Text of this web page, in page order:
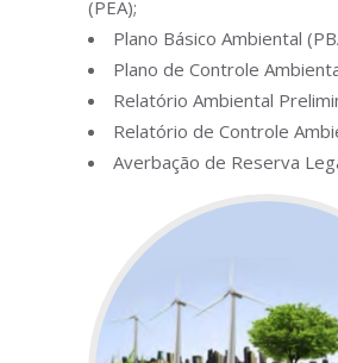
(PEA);
Plano Básico Ambiental
Plano de Controle
Relatório Ambiental
Relatório de Controle
Averbação de Reserva